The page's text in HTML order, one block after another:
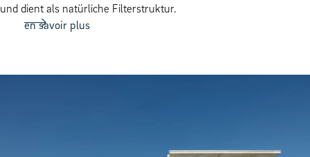
und dient als natürliche Filterstruktur.
en savoir plus